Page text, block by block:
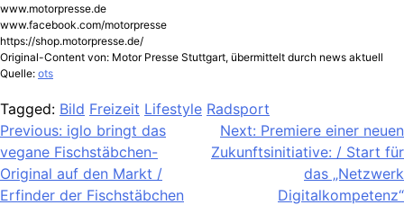
www.motorpresse.de
www.facebook.com/motorpresse
https://shop.motorpresse.de/
Original-Content von: Motor Presse Stuttgart, übermittelt durch news aktuell
Quelle: ots
Tagged: Bild Freizeit Lifestyle Radsport
Beitragsnavigation
Previous: iglo bringt das
vegane Fischstäbchen-
Original auf den Markt /
Erfinder der Fischstäbchen
Next: Premiere einer neuen
Zukunftsinitiative: / Start für
das „Netzwerk
Digitalkompetenz“